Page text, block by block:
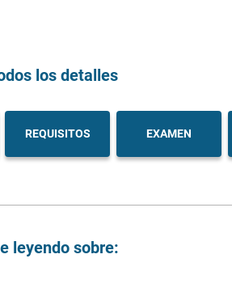
los detalles
REQUISITOS EXAMEN
leyendo sobre: